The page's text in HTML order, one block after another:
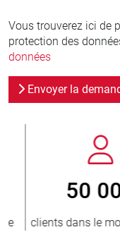
Vous trouverez ici de
protection des
données
Envoyer la
800
nouveaux